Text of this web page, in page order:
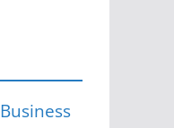
Business